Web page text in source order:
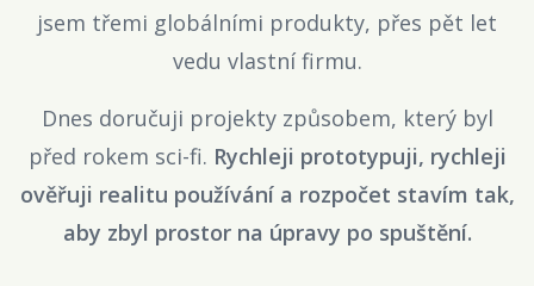
jsem třemi globálními produkty, přes pět let
vedu vlastní firmu.
Dnes doručuji projekty způsobem, který byl
před rokem sci-fi. Rychleji prototypuji, rychleji
ověřuji realitu používání a rozpočet stavím tak,
aby zbyl prostor na úpravy po spuštění.